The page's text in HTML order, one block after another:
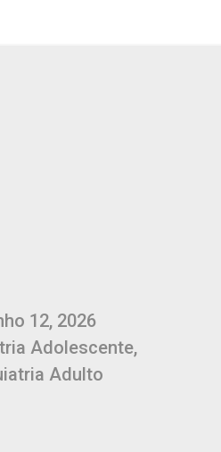
12, 2026
Adolescente,
Adulto